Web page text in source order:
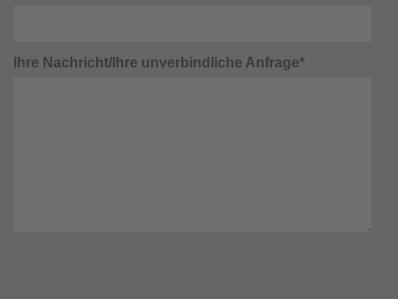
Ihre Nachricht/Ihre unverbindliche Anfrage*